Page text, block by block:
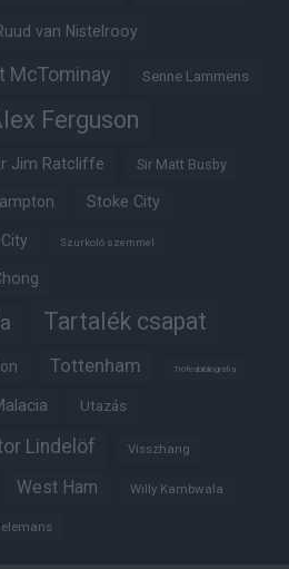
van Nistelrooy
McTominay Senne Lammens
Ferguson
Jim Ratcliffe Sir Matt Busby
Stoke City
Szurkoló szemmel
Tartalék csapat
Tottenham Trófeabibliográfia
Utazás
Lindelöf Visszhang
West Ham Willy Kambwala